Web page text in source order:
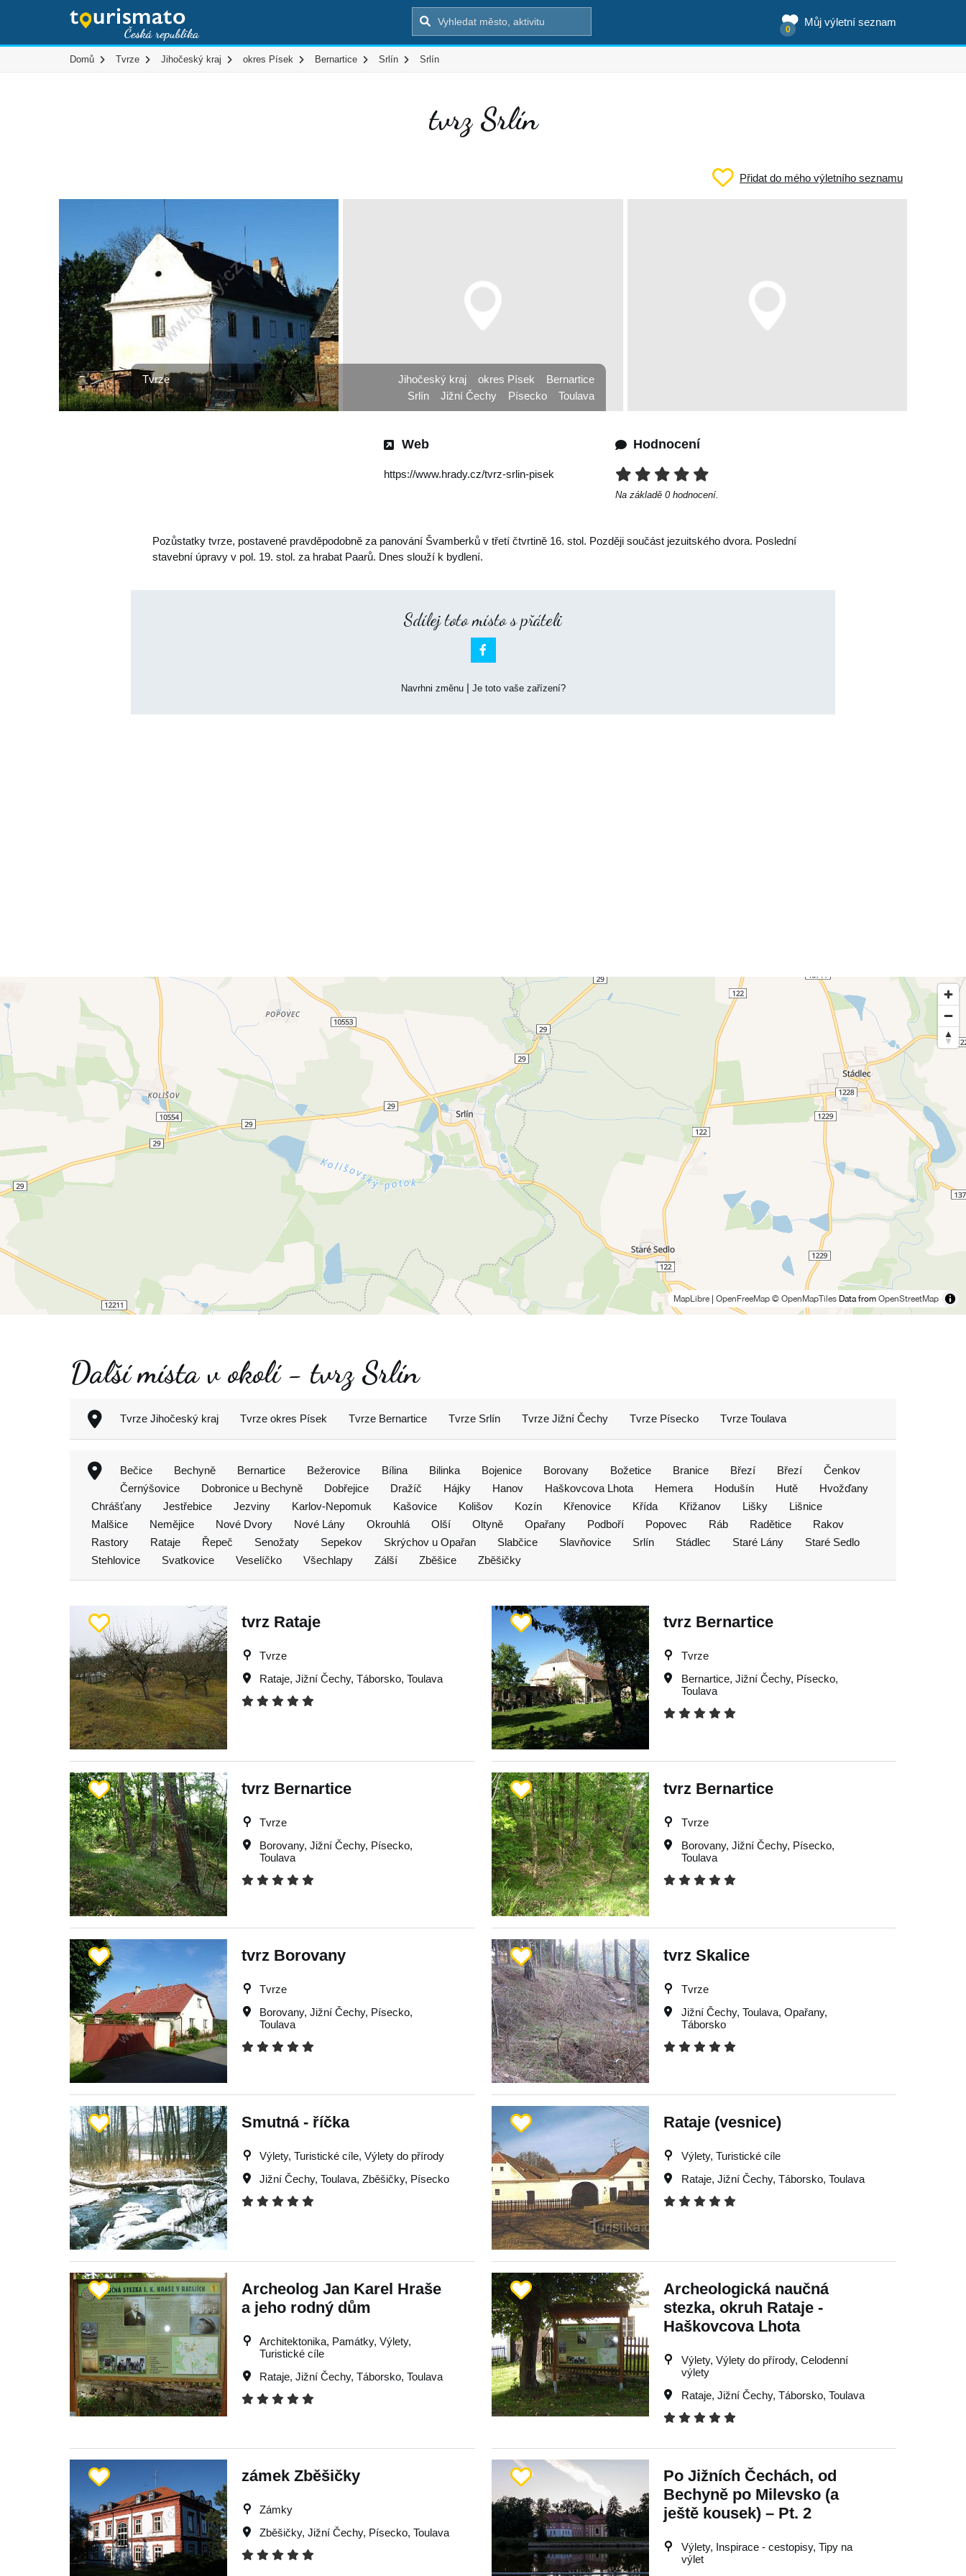
Můj výletní seznam
0
Domů Tvrze Jihočeský kraj okres Písek Bernartice Srlín Srlín
tvrz Srlín
Přidat do mého výletního seznamu
Web
https://www.hrady.cz/tvrz-srlin-pisek
Hodnocení
Na základě 0 hodnocení.
Pozůstatky tvrze, postavené pravděpodobně za panování Švamberků v třetí čtvrtině 16. stol. Později součást jezuitského dvora. Poslední
stavební úpravy v pol. 19. stol. za hrabat Paarů. Dnes slouží k bydlení.
Tvrze Jihočeský kraj okres Písek
Bernartice
Srlín
Jižní Čechy Písecko Toulava
Sdílej toto místo s přáteli

Navrhni změnu| Je toto vaše zařízení?
MapLibre OpenFreeMap © OpenMapTiles Data from OpenStreetMap
Další místa v okolí - tvrz Srlín
Tvrze Jihočeský kraj Tvrze okres Písek Tvrze Bernartice Tvrze Srlín Tvrze Jižní Čechy Tvrze Písecko Tvrze Toulava
Bečice Bechyně Bernartice Bežerovice Bílina Bilinka Bojenice Borovany Božetice Branice Březí Březí
Čenkov
Černýšovice
Dobronice u Bechyně Dobřejice Dražíč Hájky Hanov Haškovcova Lhota Hemera Hodušín Hutě
Hvožďany
Chrášťany
Jestřebice Jezviny Karlov-Nepomuk Kašovice Kolišov Kozín Křenovice Křída Křižanov Lišky
Lišnice
Malšice
Nemějice Nové Dvory Nové Lány Okrouhlá Olší Oltyně Opařany Podboří Popovec Ráb Radětice
Rakov
Rastory
Rataje Řepeč Senožaty Sepekov Skrýchov u Opařan Slabčice Slavňovice Srlín Stádlec Staré Lány
Staré Sedlo
Stehlovice
Svatkovice Veselíčko Všechlapy Zálší Zběšice Zběšičky
tvrz Rataje
Tvrze
Rataje,Jižní Čechy,Táborsko,Toulava
tvrz Bernartice
Tvrze
Bernartice, Jižní Čechy, Písecko,
Toulava
tvrz Bernartice
Tvrze
Borovany,Jižní Čechy, Písecko,
Toulava
tvrz Bernartice
Tvrze
Borovany, Jižní Čechy, Písecko,
Toulava
tvrz Borovany
Tvrze
Borovany,Jižní Čechy, Písecko,
Toulava
tvrz Skalice
Tvrze
Jižní Čechy, Toulava, Opařany,
Táborsko
Smutná - říčka
Výlety, Turistické cíle, Výlety do přírody
Jižní Čechy,Toulava,Zběšičky, Písecko
Rataje (vesnice)
Výlety, Turistické cíle
Rataje, Jižní Čechy, Táborsko, Toulava
Archeolog Jan Karel Hraše
a jeho rodný dům
Architektonika, Památky, Výlety,
Turistické cíle
Rataje,Jižní Čechy,Táborsko,Toulava
Archeologická naučná
stezka, okruh Rataje -
Haškovcova Lhota
Výlety, Výlety do přírody, Celodenní
výlety
Rataje, Jižní Čechy, Táborsko, Toulava
zámek Zběšičky
Zámky
Zběšičky,Jižní Čechy, Písecko,Toulava
Po Jižních Čechách, od
Bechyně po Milevsko (a
ještě kousek) – Pt. 2
Výlety, Inspirace - cestopisy, Tipy na
výlet